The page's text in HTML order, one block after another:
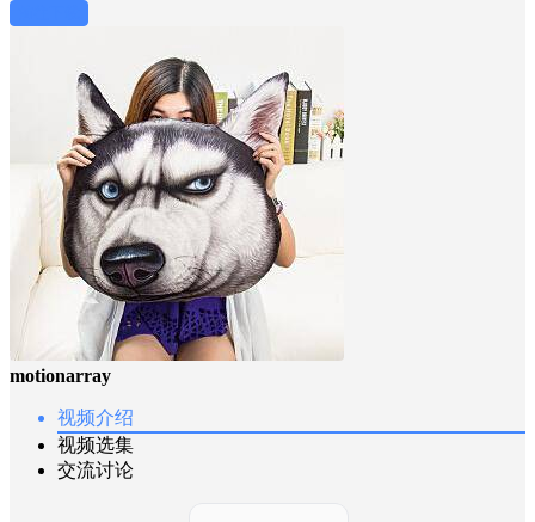
motionarray
视频介绍
视频选集
交流讨论